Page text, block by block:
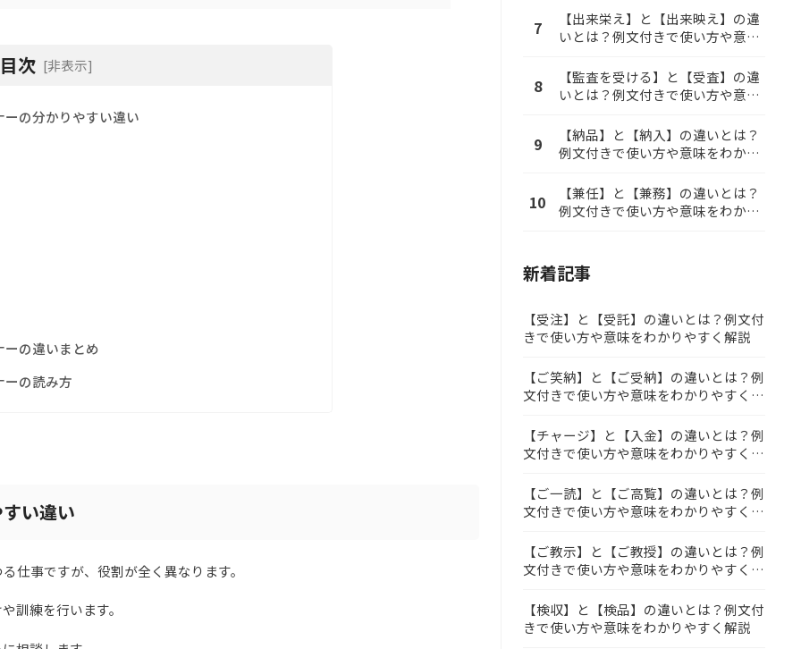
目次 [非表示]
の分かりやすい違い
の違いまとめ
ーの読み方
い違い
仕事ですが、役割が全く異なります。
訓練を行います。
7
【出来栄え】と【出来映え】の違
いとは？例文付きで使い方や意味
8
【監査を受ける】と【受査】の違
いとは？例文付きで使い方や意味
9
【納品】と【納入】の違いとは？
例文付きで使い方や意味をわかり
10
【兼任】と【兼務】の違いとは？
例文付きで使い方や意味をわかり
新着記事
【受注】と【受託】の違いとは？例文付
きで使い方や意味をわかりやすく解説
【ご笑納】と【ご受納】の違いとは？例
文付きで使い方や意味をわかりやすく解
【チャージ】と【入金】の違いとは？例
文付きで使い方や意味をわかりやすく解
【ご一読】と【ご高覧】の違いとは？例
文付きで使い方や意味をわかりやすく解
【ご教示】と【ご教授】の違いとは？例
文付きで使い方や意味をわかりやすく解
【検収】と【検品】の違いとは？例文付
きで使い方や意味をわかりやすく解説